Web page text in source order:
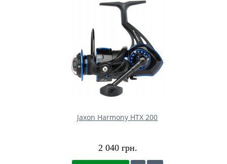
Jaxon Harmony HTX 200
2 040 грн.